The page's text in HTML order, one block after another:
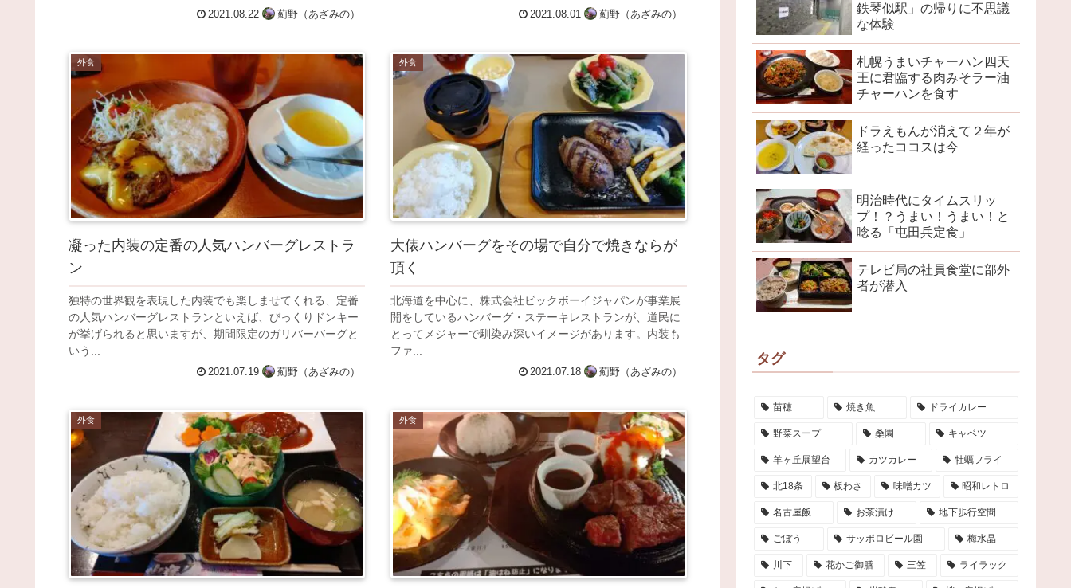
2021.08.22 薊野（あざみの） 2021.08.01 薊野（あざみの）
外食
凝った内装の定番の人気ハンバーグレストラ
ン
独特の世界観を表現した内装でも楽しませてくれる、定番
の人気ハンバーグレストランといえば、びっくりドンキー
が挙げられると思いますが、期間限定のガリバーバーグと
いう...
2021.07.19 薊野（あざみの）
外食
大俵ハンバーグをその場で自分で焼きならが
頂く
北海道を中心に、株式会社ビックボーイジャパンが事業展
開をしているハンバーグ・ステーキレストランが、道民に
とってメジャーで馴染み深いイメージがあります。内装も
ファ...
2021.07.18 薊野（あざみの）
外食 外食
鉄琴似駅」の帰りに不思議
な体験
札幌うまいチャーハン四天
王に君臨する肉みそラー油
チャーハンを食す
ドラえもんが消えて２年が
経ったココスは今
明治時代にタイムスリッ
プ！？うまい！うまい！と
唸る「屯田兵定食」
テレビ局の社員食堂に部外
者が潜入
タグ
苗穂 焼き魚 ドライカレー
野菜スープ 桑園 キャベツ
羊ヶ丘展望台 カツカレー 牡蠣フライ
北18条 板わさ 味噌カツ 昭和レトロ
名古屋飯 お茶漬け 地下歩行空間
ごぼう サッポロビール園 梅水晶
川下 花かご御膳 三笠 ライラック